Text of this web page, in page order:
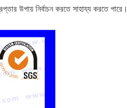
উপায় নির্বাচন করতে সাহায্য করতে পারে।